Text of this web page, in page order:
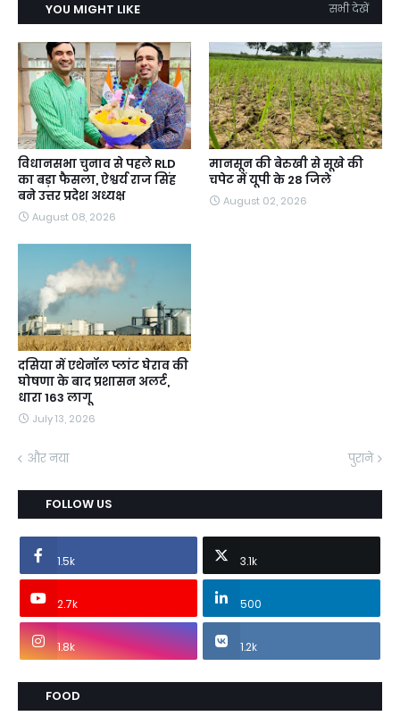
YOU MIGHT LIKE सभी देखें
विधानसभा चुनाव से पहले RLD
का बड़ा फैसला, ऐश्वर्य राज सिंह
बने उत्तर प्रदेश अध्यक्ष
August 08, 2026
मानसून की बेरुखी से सूखे की
चपेट में यूपी के 28 जिले
August 02, 2026
दसिया में एथेनॉल प्लांट घेराव की
घोषणा के बाद प्रशासन अलर्ट,
धारा 163 लागू
July 13, 2026
और नया पुराने
FOLLOW US
1.5k 3.1k
2.7k 500
1.8k 1.2k
FOOD